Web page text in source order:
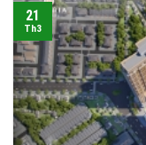
21
Th3